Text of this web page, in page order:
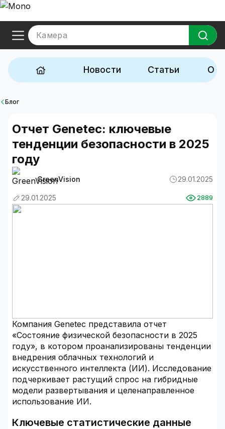
Камера
Новости Статьи
Блог
Отчет Genetec: ключевые
тенденции безопасности в 2025
году
GreenVision 29.01.2025
29.01.2025 2889
Компания Genetec представила отчет
«Состояние физической безопасности в 2025
году», в котором проанализированы тенденции
внедрения облачных технологий и
искусственного интеллекта (ИИ). Исследование
подчеркивает растущий спрос на гибридные
модели развертывания и целенаправленное
использование ИИ.
Ключевые статистические данные